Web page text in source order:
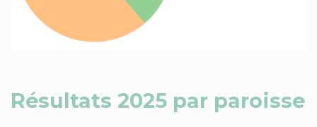
Résultats 2025 par paroisse